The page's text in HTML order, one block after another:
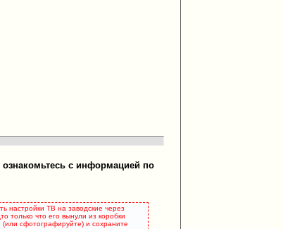
с информацией по
настройки ТВ на заводские через
только что его вынули из коробки
(или сфотографируйте) и сохраните